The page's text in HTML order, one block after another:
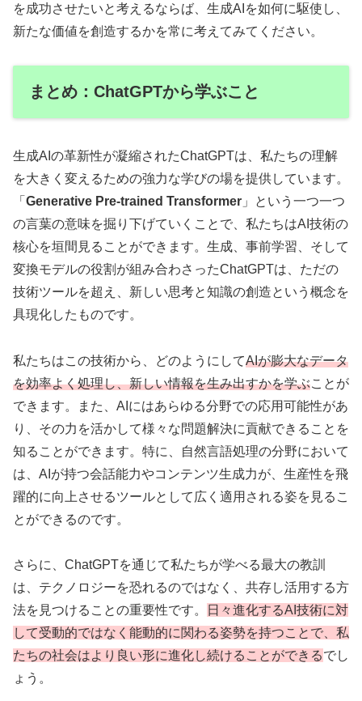
を成功させたいと考えるならば、生成AIを如何に駆使し、
新たな価値を創造するかを常に考えてみてください。
まとめ：ChatGPTから学ぶこと
生成AIの革新性が凝縮されたChatGPTは、私たちの理解
を大きく変えるための強力な学びの場を提供しています。
「 Generative Pre-trained Transformer 」という一つ一つ
の言葉の意味を掘り下げていくことで、私たちはAI技術の
核心を垣間見ることができます。生成、事前学習、そして
変換モデルの役割が組み合わさったChatGPTは、ただの
技術ツールを超え、新しい思考と知識の創造という概念を
具現化したものです。
私たちはこの技術から、どのようにしてAIが膨大なデータ
を効率よく処理し、新しい情報を生み出すかを学ぶことが
できます。また、AIにはあらゆる分野での応用可能性があ
り、その力を活かして様々な問題解決に貢献できることを
知ることができます。特に、自然言語処理の分野において
は、AIが持つ会話能力やコンテンツ生成力が、生産性を飛
躍的に向上させるツールとして広く適用される姿を見るこ
とができるのです。
さらに、ChatGPTを通じて私たちが学べる最大の教訓
は、テクノロジーを恐れるのではなく、共存し活用する方
法を見つけることの重要性です。
日々進化するAI技術に対
して受動的ではなく能動的に関わる姿勢を持つことで、私
たちの社会はより良い形に進化し続けることができるでし
ょう。